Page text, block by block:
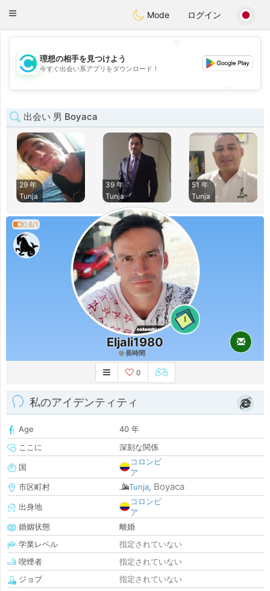
olombiaCitas
Toggle
Mode ログイン
💖
💕
理想の相手を見つけよう
今すぐ出会い系アプリをダウンロード！
出会い 男 Boyaca
29 年
Tunja
39 年
Tunja
51 年
Tunja
0.6/1
1
Eljali1980
長時間
0
私のアイデンティティ
Age
40 年
ここに
深刻な関係
国
コロンビ
ア
市区町村
Tunja, Boyaca
出身地
コロンビ
ア
婚姻状態
離婚
学業レベル
指定されていない
喫煙者
指定されていない
ジョブ
指定されていない